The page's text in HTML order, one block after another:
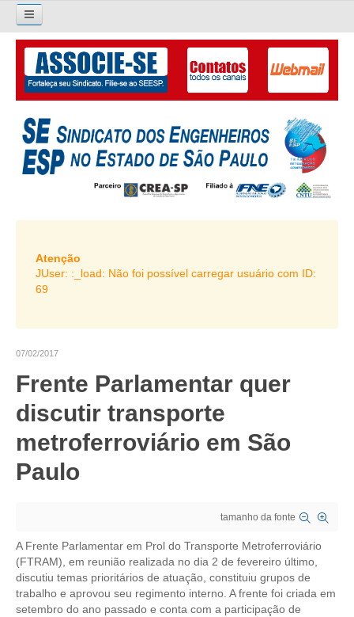
Pesquisar...
O SINDICATO
APRESENTAÇÃO
PALAVRA DO PRESIDENTE
DIRETORIA
LIVRO GESTÃO 2026-2029
SUBSEDES SINDICAIS
ORGANOGRAMA
CRESCE BRASIL
CONSELHO TECNOLÓGICO
HISTÓRICO E ATUAÇÃO
COMPOSIÇÃO
PERSONALIDADES DA TECNOLOGIA
NÚCLEO DA MULHER ENGENHEIRA
TRANSPARÊNCIA
Atenção
JUser: :_load: Não foi possível carregar usuário com ID:
69
07/02/2017
Frente Parlamentar quer
discutir transporte
metroferroviário em São
Paulo
tamanho da fonte
A Frente Parlamentar em Prol do Transporte Metroferroviário
(FTRAM), em reunião realizada no dia 2 de fevereiro último,
discutiu temas prioritários de atuação, constituiu grupos de
trabalho e aprovou seu regimento interno. A frente foi criada em
setembro do ano passado e conta com a participação de